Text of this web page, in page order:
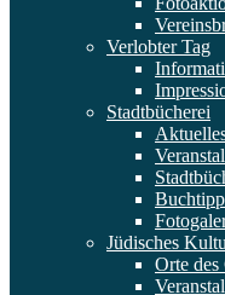
Verlobter Tag
Stadtbücherei
Jüdisches
Orte des